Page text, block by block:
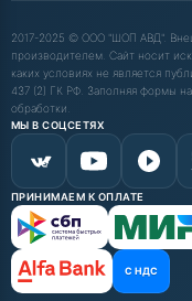
2017-2025 © ООО "ШОП АВД".
производителем. Сайт носит
каких условиях не является
437 (2) ГК РФ. Заполняя формы
обработки.
МЫ В СОЦСЕТЯХ
ПРИНИМАЕМ К ОПЛАТЕ
С НДС